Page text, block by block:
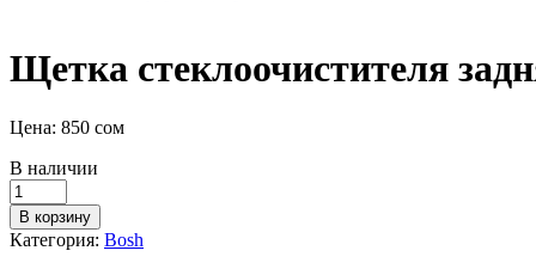
Щетка стеклоочистителя
Цена: 850 сом
В наличии
Количество
товара
Щетка
стеклоочистителя
В корзину
Категория: Bosh